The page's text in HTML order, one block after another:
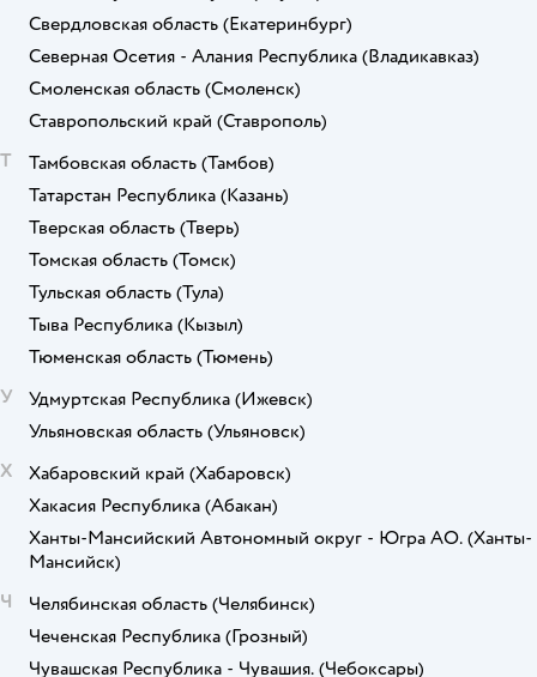
Свердловская область (Екатеринбург)
Северная Осетия - Алания Республика (Владикавказ)
Смоленская область (Смоленск)
Ставропольский край (Ставрополь)
Т
Тамбовская область (Тамбов)
Татарстан Республика (Казань)
Тверская область (Тверь)
Томская область (Томск)
Тульская область (Тула)
Тыва Республика (Кызыл)
Тюменская область (Тюмень)
У
Удмуртская Республика (Ижевск)
Ульяновская область (Ульяновск)
Х
Хабаровский край (Хабаровск)
Хакасия Республика (Абакан)
Ханты-Мансийский Автономный округ - Югра АО. (Ханты-
Мансийск)
Ч
Челябинская область (Челябинск)
Чеченская Республика (Грозный)
Чувашская Республика - Чувашия. (Чебоксары)